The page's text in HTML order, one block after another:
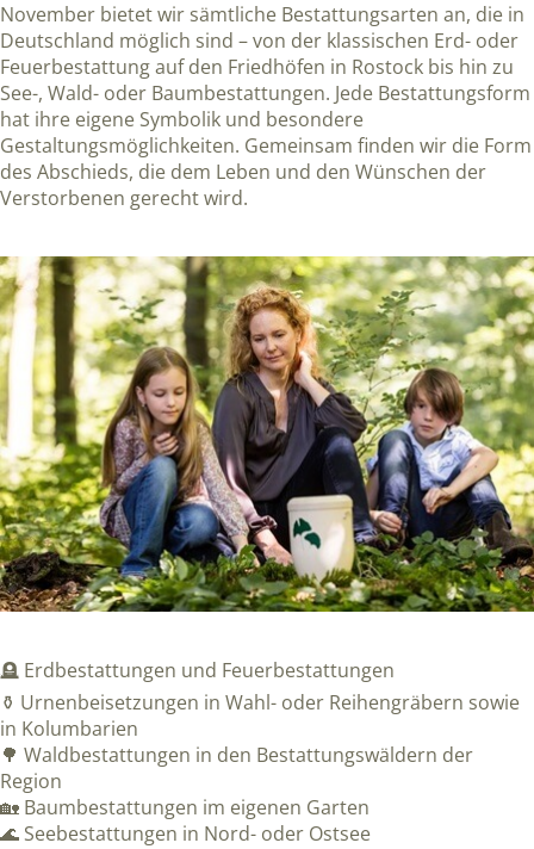
November bietet wir sämtliche Bestattungsarten an, die in
Deutschland möglich sind – von der klassischen Erd- oder
Feuerbestattung auf den Friedhöfen in Rostock bis hin zu
See-, Wald- oder Baumbestattungen. Jede Bestattungsform
hat ihre eigene Symbolik und besondere
Gestaltungsmöglichkeiten. Gemeinsam finden wir die Form
des Abschieds, die dem Leben und den Wünschen der
Verstorbenen gerecht wird.
🪦 Erdbestattungen und Feuerbestattungen
⚱️ Urnenbeisetzungen in Wahl- oder Reihengräbern sowie
in Kolumbarien
🌳 Waldbestattungen in den Bestattungswäldern der
Region
🏡 Baumbestattungen im eigenen Garten
🌊 Seebestattungen in Nord- oder Ostsee